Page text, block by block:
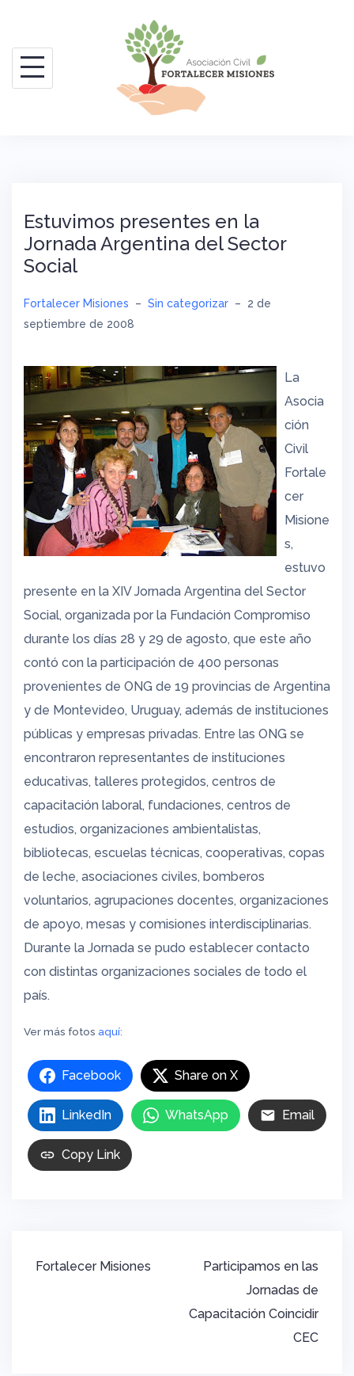
contenido
Estuvimos presentes en la
Jornada Argentina del Sector
Social
Fortalecer Misiones – Sin categorizar –
2 de
septiembre de 2008
La
Asocia
ción
Civil
Fortale
cer
Misione
s,
estuvo
presente en la XIV Jornada Argentina del Sector
Social, organizada por la Fundación Compromiso
durante los días 28 y 29 de agosto, que este año
contó con la participación de 400 personas
provenientes de ONG de 19 provincias de Argentina
y de Montevideo, Uruguay, además de instituciones
públicas y empresas privadas. Entre las ONG se
encontraron representantes de instituciones
educativas, talleres protegidos, centros de
capacitación laboral, fundaciones, centros de
estudios, organizaciones ambientalistas,
bibliotecas, escuelas técnicas, cooperativas, copas
de leche, asociaciones civiles, bomberos
voluntarios, agrupaciones docentes, organizaciones
de apoyo, mesas y comisiones interdisciplinarias.
Durante la Jornada se pudo establecer contacto
con distintas organizaciones sociales de todo el
país.
Ver más fotos aquí:
Facebook Share on X
LinkedIn WhatsApp Email
Copy Link
Navegación
Fortalecer Misiones
Participamos en las
Jornadas de
Capacitación Coincidir
CEC